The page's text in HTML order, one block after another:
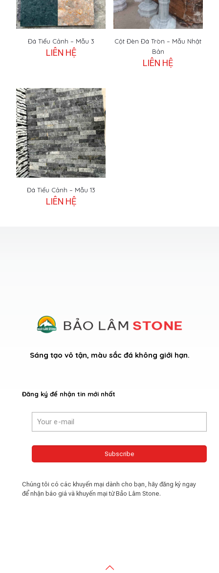
Đá Tiểu Cảnh – Mẫu 3
LIÊN HỆ
Cột Đèn Đá Tròn – Mẫu Nhật
Bản
LIÊN HỆ
Đá Tiểu Cảnh – Mẫu 13
LIÊN HỆ
Sáng tạo vô tận, màu sắc đá không giới hạn.
Đăng ký để nhận tin mới nhất
Chúng tôi có các khuyến mại dành cho bạn, hãy đăng ký ngay
để nhận báo giá và khuyến mại từ Bảo Lâm Stone.